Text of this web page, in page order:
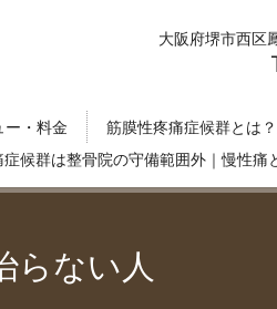
大阪府堺市西
ー・料金
筋膜性疼痛症候群とは
候群は整骨院の守備範囲外｜慢性痛
らない人